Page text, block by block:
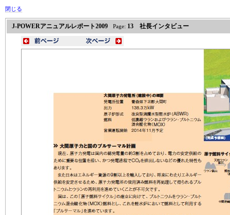
閉じる
J-POWERアニュアルレポート2009 Page: 13 社長インタビュー